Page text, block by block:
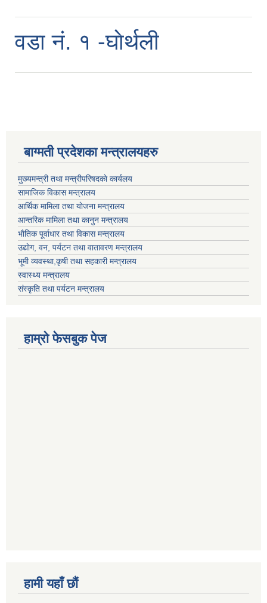
वडा नं. १ -घाेर्थली
बाग्मती प्रदेशका मन्त्रालयहरु
मुख्यमन्त्री तथा मन्त्रीपरिषदकाे कार्यलय
सामाजिक विकास मन्त्रालय
आर्थिक मामिला तथा याेजना मन्त्रालय
आन्तरिक मामिला तथा कानुन मन्त्रालय
भाैतिक पूर्वाधार तथा विकास मन्त्रालय
उद्याेग, वन, पर्यटन तथा वातावरण मन्त्रालय
भूमी व्यवस्था,कृषी तथा सहकारी मन्त्रालय
स्वास्थ्य मन्त्रालय
संस्कृति तथा पर्यटन मन्त्रालय
हाम्राे फेसबुक पेज
हामी यहाँ छौं